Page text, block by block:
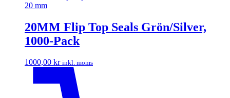
20 mm
20MM Flip Top Seals Grön/Silver,
1000-Pack
1000,00 kr inkl. moms